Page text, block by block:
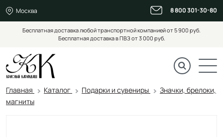
Москва 8 800 301-30-80
Бесплатная доставка любой транспортной компанией от 5 900 руб.
Бесплатная доставка в ПВЗ от 3 000 руб.
Главная Каталог Подарки и сувениры
Значки, брелоки,
магниты